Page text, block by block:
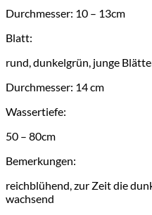
Durchmesser: 10 – 13cm
Blatt:
rund, dunkelgrün, junge
Durchmesser: 14 cm
Wassertiefe:
50 – 80cm
Bemerkungen:
reichblühend, zur Zeit die
wachsend